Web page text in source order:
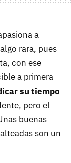
a
rara, pues
con ese
a primera
su tiempo
pero el
buenas
son un